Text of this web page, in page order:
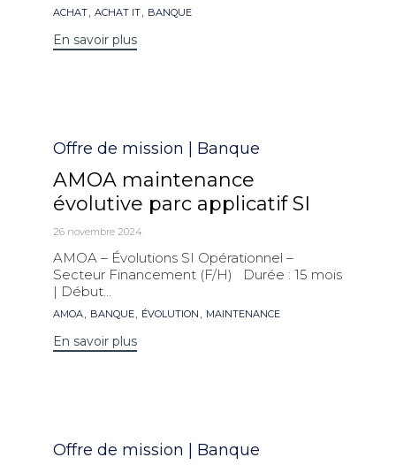
Mots
ACHAT, ACHAT IT, BANQUE
En savoir plus
Catégorie
Offre de mission | Banque
AMOA maintenance
évolutive parc applicatif SI
26 novembre 2024
AMOA – Évolutions SI Opérationnel –
Secteur Financement (F/H) Durée : 15 mois
| Début...
Mots
AMOA, BANQUE, ÉVOLUTION , MAINTENANCE
En savoir plus
Catégorie
Offre de mission | Banque